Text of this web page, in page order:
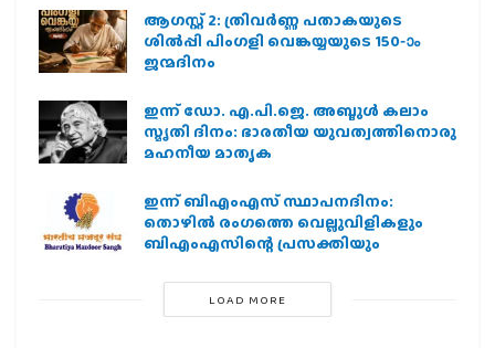
ആഗസ്റ്റ് 2: ത്രിവർണ്ണ പതാകയുടെ
ശിൽപ്പി പിംഗളി വെങ്കയ്യയുടെ 150-ാം
ജന്മദിനം
ഇന്ന് ഡോ. എ.പി.ജെ. അബ്ദുള്‍ കലാം
സ്മൃതി ദിനം: ഭാരതീയ യുവത്വത്തിനൊരു
മഹനീയ മാതൃക
ഇന്ന് ബിഎംഎസ് സ്ഥാപനദിനം:
തൊഴില്‍ രംഗത്തെ വെല്ലുവിളികളും
ബിഎംഎസിന്റെ പ്രസക്തിയും
LOAD MORE